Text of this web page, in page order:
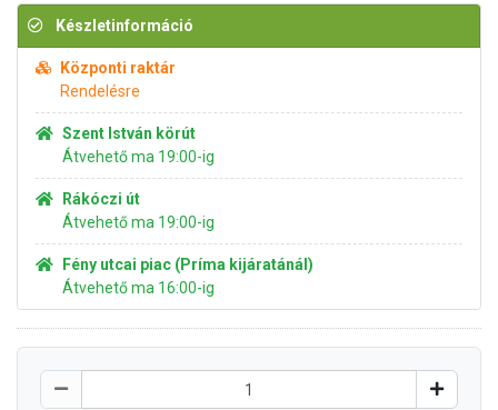
Készletinformáció
Központi raktár
Rendelésre
Szent István körút
Átvehető ma 19:00-ig
Rákóczi út
Átvehető ma 19:00-ig
Fény utcai piac (Príma kijáratánál)
Átvehető ma 16:00-ig